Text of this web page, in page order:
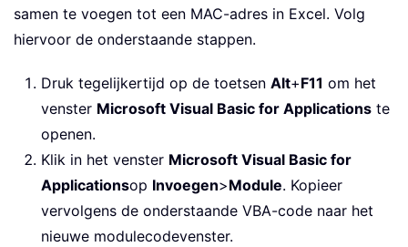
samen te voegen tot een MAC-adres in Excel. Volg
hiervoor de onderstaande stappen.
Druk tegelijkertijd op de toetsen Alt+F11 om het
venster Microsoft Visual Basic for Applications te
openen.
Klik in het venster Microsoft Visual Basic for
Applicationsop Invoegen>Module. Kopieer
vervolgens de onderstaande VBA-code naar het
nieuwe modulecodevenster.